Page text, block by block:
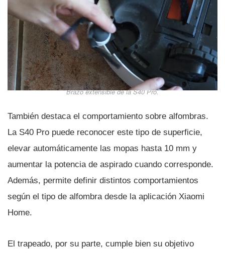
Brazo extensible de la S40 Pro.
También destaca el comportamiento sobre alfombras.
La S40 Pro puede reconocer este tipo de superficie,
elevar automáticamente las mopas hasta 10 mm y
aumentar la potencia de aspirado cuando corresponde.
Además, permite definir distintos comportamientos
según el tipo de alfombra desde la aplicación Xiaomi
Home.
El trapeado, por su parte, cumple bien su objetivo